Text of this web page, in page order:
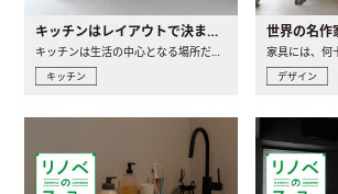
キッチンはレイアウトで決まる。後悔しないための考え方と選び方
キッチンは生活の中心となる場所だからこそ、家の中のどこに置..
キッチン デザイン